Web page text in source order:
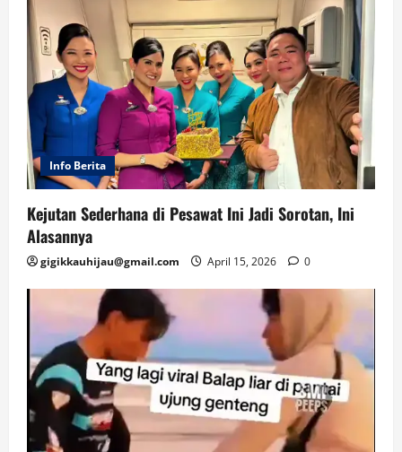
Info Berita
Kejutan Sederhana di Pesawat Ini Jadi Sorotan, Ini
Alasannya
gigikkauhijau@gmail.com April 15, 2026 0